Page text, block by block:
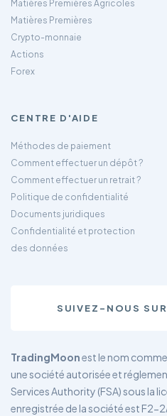
Matières Premières Agricoles
Matières Premières
Crypto-monnaie
Actions
Forex
CENTRE D'AIDE
Méthodes de paiement
Comment effectuer un dépôt ?
Comment effectuer un retrait ?
Politique de confidentialité
Documents juridiques
Confidentialité et protection
des données
SUIVEZ-NOUS
TradingMoonest le nom
une société autorisée et
Services Authority (FSA) sous la
enregistrée de la société est F2-